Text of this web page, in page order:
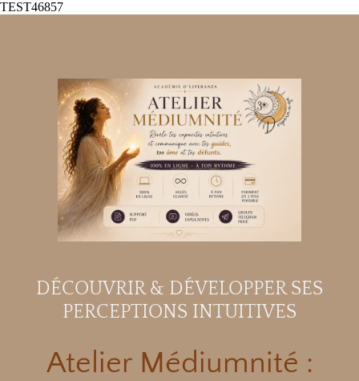
TEST46857
DÉCOUVRIR & DÉVELOPPER SES
PERCEPTIONS INTUITIVES
Atelier Médiumnité :